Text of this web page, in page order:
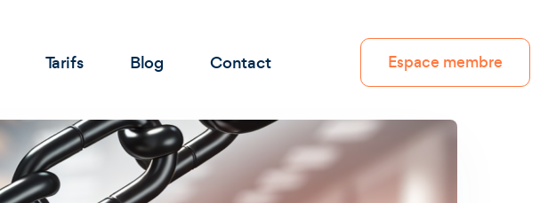
Espace membre
Tarifs Blog Contact